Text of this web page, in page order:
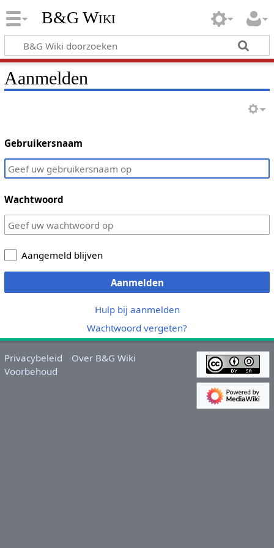
B&G Wiki
Aanmelden
Gebruikersnaam
Wachtwoord
Aangemeld blijven
Aanmelden
Hulp bij aanmelden
Wachtwoord vergeten?
Privacybeleid
Over B&G Wiki
Voorbehoud